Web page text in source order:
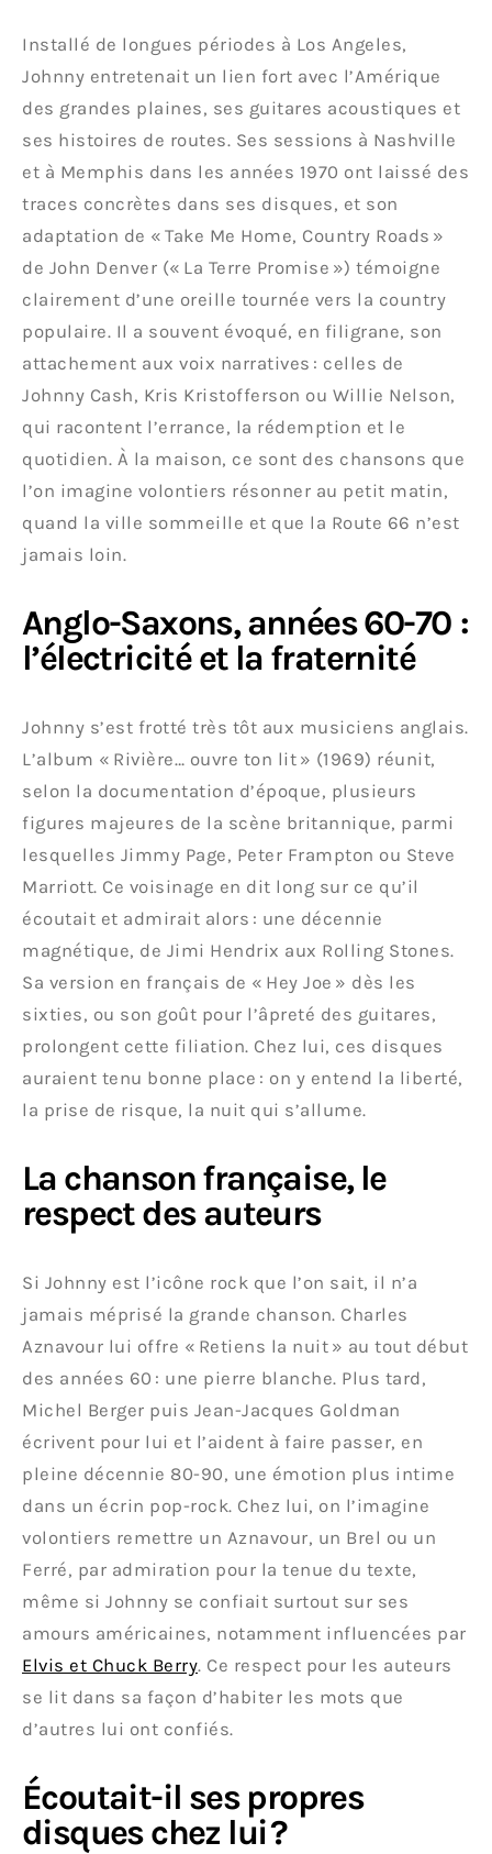
Installé de longues périodes à Los Angeles,
Johnny entretenait un lien fort avec l’Amérique
des grandes plaines, ses guitares acoustiques et
ses histoires de routes. Ses sessions à Nashville
et à Memphis dans les années 1970 ont laissé des
traces concrètes dans ses disques, et son
adaptation de « Take Me Home, Country Roads »
de John Denver (« La Terre Promise ») témoigne
clairement d’une oreille tournée vers la country
populaire. Il a souvent évoqué, en filigrane, son
attachement aux voix narratives : celles de
Johnny Cash, Kris Kristofferson ou Willie Nelson,
qui racontent l’errance, la rédemption et le
quotidien. À la maison, ce sont des chansons que
l’on imagine volontiers résonner au petit matin,
quand la ville sommeille et que la Route 66 n’est
jamais loin.
Anglo-Saxons, années 60-70 :
l’électricité et la fraternité
Johnny s’est frotté très tôt aux musiciens anglais.
L’album « Rivière… ouvre ton lit » (1969) réunit,
selon la documentation d’époque, plusieurs
figures majeures de la scène britannique, parmi
lesquelles Jimmy Page, Peter Frampton ou Steve
Marriott. Ce voisinage en dit long sur ce qu’il
écoutait et admirait alors : une décennie
magnétique, de Jimi Hendrix aux Rolling Stones.
Sa version en français de « Hey Joe » dès les
sixties, ou son goût pour l’âpreté des guitares,
prolongent cette filiation. Chez lui, ces disques
auraient tenu bonne place : on y entend la liberté,
la prise de risque, la nuit qui s’allume.
La chanson française, le
respect des auteurs
Si Johnny est l’icône rock que l’on sait, il n’a
jamais méprisé la grande chanson. Charles
Aznavour lui offre « Retiens la nuit » au tout début
des années 60 : une pierre blanche. Plus tard,
Michel Berger puis Jean-Jacques Goldman
écrivent pour lui et l’aident à faire passer, en
pleine décennie 80-90, une émotion plus intime
dans un écrin pop-rock. Chez lui, on l’imagine
volontiers remettre un Aznavour, un Brel ou un
Ferré, par admiration pour la tenue du texte,
même si Johnny se confiait surtout sur ses
amours américaines, notamment influencées par
Elvis et Chuck Berry. Ce respect pour les auteurs
se lit dans sa façon d’habiter les mots que
d’autres lui ont confiés.
Écoutait-il ses propres
disques chez lui ?